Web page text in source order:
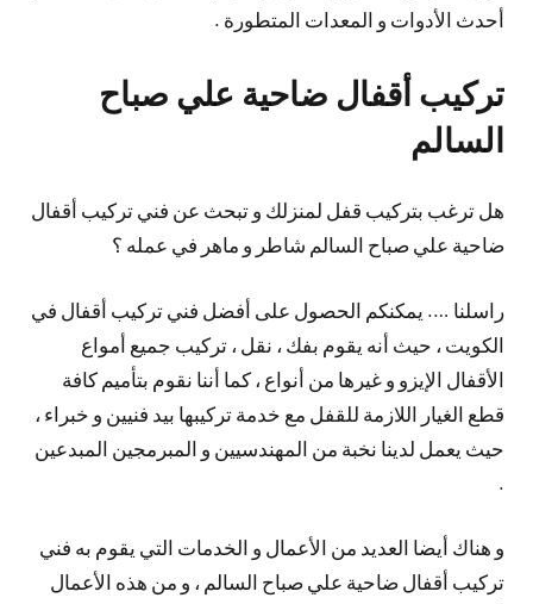
أحدث الأدوات و المعدات المتطورة .
تركيب أقفال ضاحية علي صباح
السالم
هل ترغب بتركيب قفل لمنزلك و تبحث عن فني تركيب أقفال
ضاحية علي صباح السالم شاطر و ماهر في عمله ؟
راسلنا …. يمكنكم الحصول على أفضل فني تركيب أقفال في
الكويت ، حيث أنه يقوم بفك ، نقل ، تركيب جميع أمواع
الأقفال الإيزو و غيرها من أنواع ، كما أننا نقوم بتأميم كافة
قطع الغيار اللازمة للقفل مع خدمة تركيبها بيد فنيين و خبراء ،
حيث يعمل لدينا نخبة من المهندسيين و المبرمجين المبدعين
.
و هناك أيضا العديد من الأعمال و الخدمات التي يقوم به فني
تركيب أقفال ضاحية علي صباح السالم ، و من هذه الأعمال